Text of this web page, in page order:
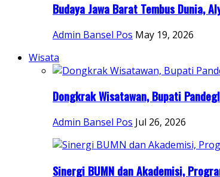
Budaya Jawa Barat Tembus Dunia,
Admin Bansel Pos May 19, 2026
Wisata
Dongkrak Wisatawan, Bupati
Admin Bansel Pos Jul 26, 2026
Sinergi BUMN dan Akademisi,